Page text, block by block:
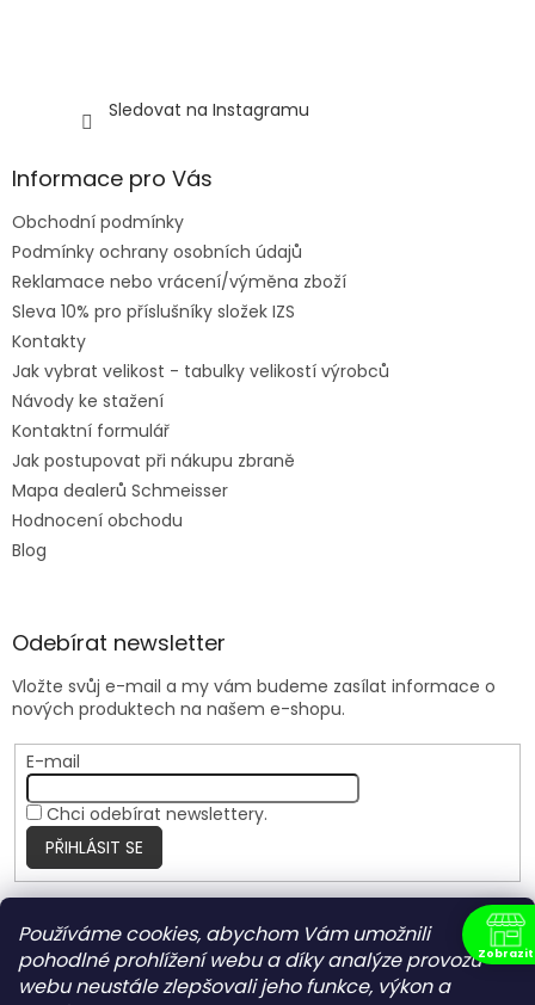
Používáme cookies, abychom Vám umožnili
pohodlné prohlížení webu a díky analýze provozu
webu neustále zlepšovali jeho funkce, výkon a
Sledovat na Instagramu
Informace pro Vás
Obchodní podmínky
Podmínky ochrany osobních údajů
Reklamace nebo vrácení/výměna zboží
Sleva 10% pro příslušníky složek IZS
Kontakty
Jak vybrat velikost - tabulky velikostí výrobců
Návody ke stažení
Kontaktní formulář
Jak postupovat při nákupu zbraně
Mapa dealerů Schmeisser
Hodnocení obchodu
Blog
Odebírat newsletter
Vložte svůj e-mail a my vám budeme zasílat informace o
nových produktech na našem e-shopu.
E-mail
Chci odebírat newslettery.
PŘIHLÁSIT SE
Nite Ize Czech
Zobrazit